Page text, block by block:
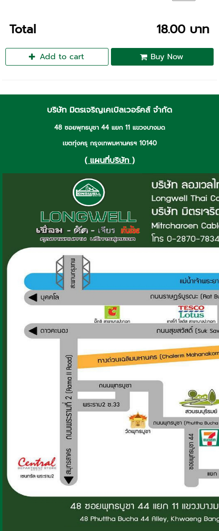
Total 18.00 บาท
Add to cart Buy Now
บริษัท มิตรเจริญเคเบิลเวอร์คส์ จำกัด
48 ซอยพุทธบูชา 44 แยก 11 แขวงบางมด
เขตทุ่งครุ กรุงเทพมหานครฯ 10140
( แผนที่บริษัท )